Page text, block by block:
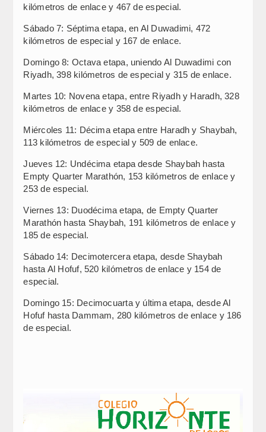
kilómetros de enlace y 467 de especial.
Sábado 7: Séptima etapa, en Al Duwadimi, 472
kilómetros de especial y 167 de enlace.
Domingo 8: Octava etapa, uniendo Al Duwadimi con
Riyadh, 398 kilómetros de especial y 315 de enlace.
Martes 10: Novena etapa, entre Riyadh y Haradh, 328
kilómetros de enlace y 358 de especial.
Miércoles 11: Décima etapa entre Haradh y Shaybah,
113 kilómetros de especial y 509 de enlace.
Jueves 12: Undécima etapa desde Shaybah hasta
Empty Quarter Marathón, 153 kilómetros de enlace y
253 de especial.
Viernes 13: Duodécima etapa, de Empty Quarter
Marathón hasta Shaybah, 191 kilómetros de enlace y
185 de especial.
Sábado 14: Decimotercera etapa, desde Shaybah
hasta Al Hofuf, 520 kilómetros de enlace y 154 de
especial.
Domingo 15: Decimocuarta y última etapa, desde Al
Hofuf hasta Dammam, 280 kilómetros de enlace y 186
de especial.